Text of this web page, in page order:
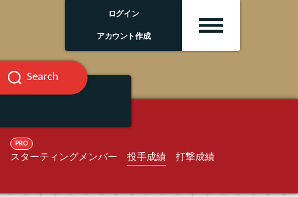
ログイン
アカウント作成
Search
PRO
スターティングメンバー 投手成績 打撃成績